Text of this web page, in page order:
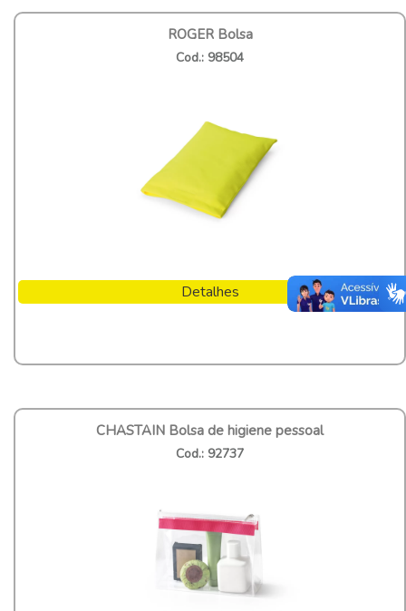
ROGER Bolsa
Cod.: 98504
Detalhes
CHASTAIN Bolsa de higiene pessoal
Cod.: 92737